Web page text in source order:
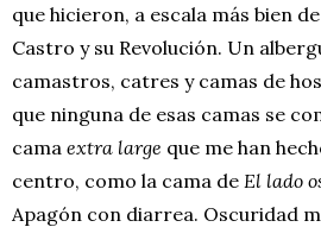
que hicieron, a escala más bien
Castro y su Revolución. Un
camastros, catres y camas de
que ninguna de esas camas se
cama extra large que me han
centro, como la cama de El lado
Apagón con diarrea. Oscuridad